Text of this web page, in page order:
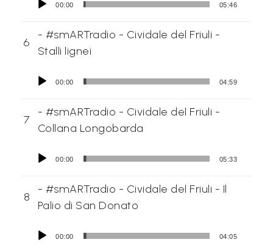
00:00 05:46
6
- #smARTradio - Cividale del Friuli -
Stalli lignei
00:00 04:59
7
- #smARTradio - Cividale del Friuli -
Collana Longobarda
00:00 05:33
8
- #smARTradio - Cividale del Friuli - Il
Palio di San Donato
00:00 04:05